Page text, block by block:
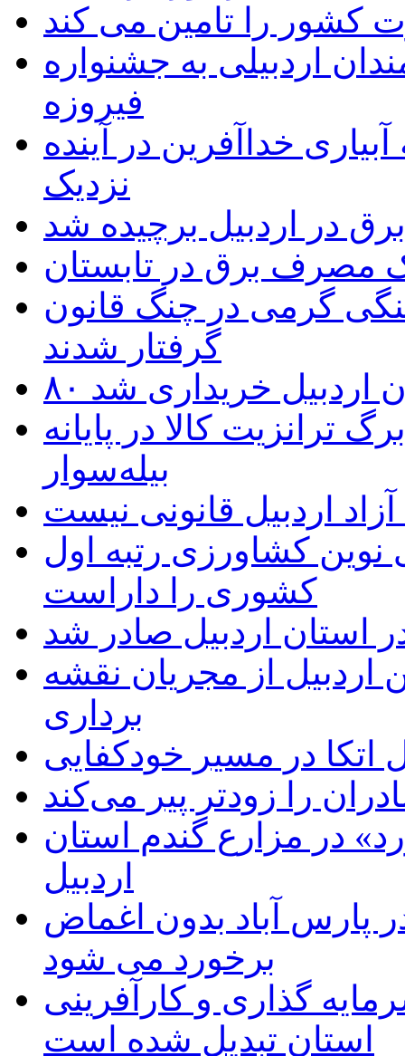
به۵۰ اثر هنرمندان اردبیلی به جشنواره
فیروزه
خداآفرین در آینده
نزدیک
مصرف برق در تابستان
گرمی در چنگ قانون
گرفتار شدند
اردبیل خریداری شد
کالا در پایانه
بیله‌سوار
اردبیل قانونی نیست
نوین کشاورزی رتبه اول
کشوری را داراست
استان اردبیل صادر شد
از مجریان نقشه
برداری
در مسیر خودکفایی
را زودتر پیر می‌کند
در مزارع گندم استان
اردبیل
پارس آباد بدون اغماض
برخورد می شود
گذاری و کارآفرینی
استان تبدیل شده است